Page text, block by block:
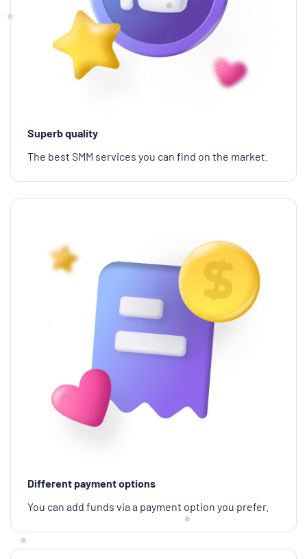
Superb quality
The best SMM services you can find on the market.
Different payment options
You can add funds via a payment option you prefer.